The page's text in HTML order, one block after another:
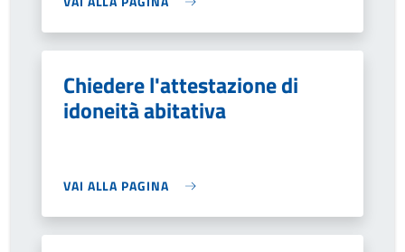
Chiedere l'attestazione di
idoneità abitativa
VAI ALLA PAGINA